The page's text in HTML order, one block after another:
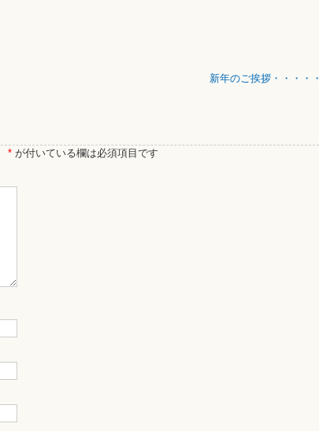
新年のご挨拶・・・・・
* が付いている欄は必須項目です